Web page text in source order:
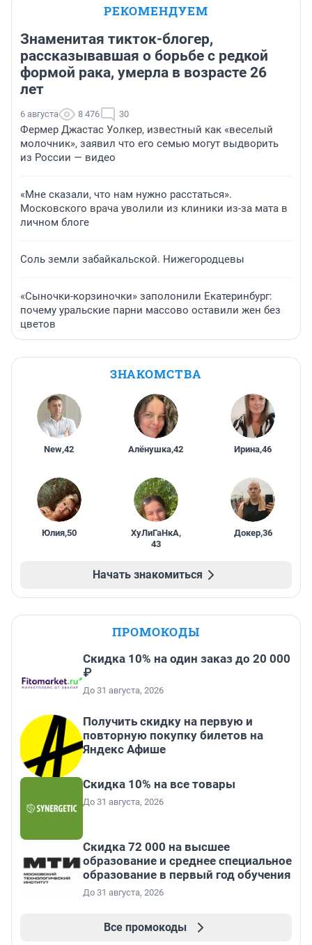
РЕКОМЕНДУЕМ
Знаменитая тикток-блогер,
рассказывавшая о борьбе с редкой
формой рака, умерла в возрасте 26
лет
6 августа 8 476 30
Фермер Джастас Уолкер, известный как «веселый
молочник», заявил что его семью могут выдворить
из России — видео
«Мне сказали, что нам нужно расстаться».
Московского врача уволили из клиники из-за мата в
личном блоге
Соль земли забайкальской. Нижегородцевы
«Сыночки-корзиночки» заполонили Екатеринбург:
почему уральские парни массово оставили жен без
цветов
ЗНАКОМСТВА
New,42 Алёнушка,42 Ирина,46
Юлия,50 ХуЛиГаНкА,
43
Докер,36
Начать знакомиться
ПРОМОКОДЫ
Скидка 10% на один заказ до 20 000
₽
До 31 августа, 2026
Получить скидку на первую и
повторную покупку билетов на
Яндекс Афише
Скидка 10% на все товары
До 31 августа, 2026
Скидка 72 000 на высшее
образование и среднее специальное
образование в первый год обучения
До 31 августа, 2026
Все промокоды